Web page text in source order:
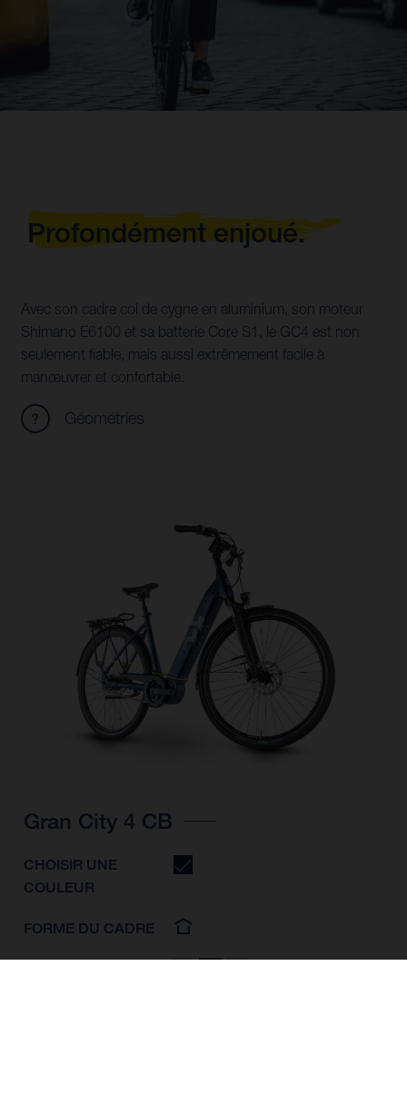
Profondément enjoué.
Avec son cadre col de cygne en aluminium, son moteur
Shimano E6100 et sa batterie Core S1, le GC4 est non
seulement fiable, mais aussi extrêmement facile à
manœuvrer et confortable.
Géométries
Gran City 4 CB
CHOISIR UNE
COULEUR
FORME DU CADRE